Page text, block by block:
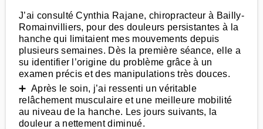
J’ai consulté Cynthia Rajane, chiropracteur à Bailly-
Romainvilliers, pour des douleurs persistantes à la
hanche qui limitaient mes mouvements depuis
plusieurs semaines. Dès la première séance, elle a
su identifier l’origine du problème grâce à un
examen précis et des manipulations très douces.
➕ Après le soin, j’ai ressenti un véritable
relâchement musculaire et une meilleure mobilité
au niveau de la hanche. Les jours suivants, la
douleur a nettement diminué.